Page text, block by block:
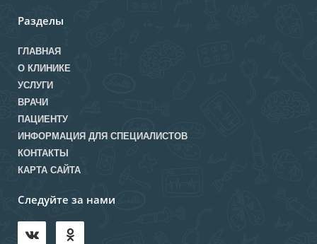
Разделы
ГЛАВНАЯ
О КЛИНИКЕ
УСЛУГИ
ВРАЧИ
ПАЦИЕНТУ
ИНФОРМАЦИЯ ДЛЯ СПЕЦИАЛИСТОВ
КОНТАКТЫ
КАРТА САЙТА
Следуйте за нами